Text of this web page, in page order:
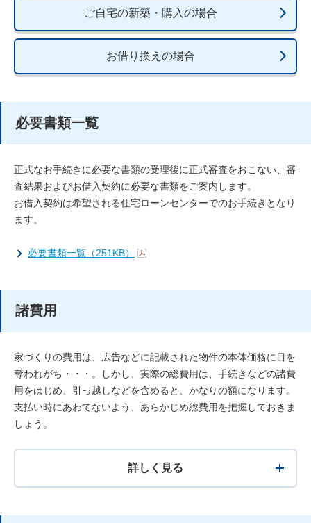
ご自宅の新築・購入の場合
お借り換えの場合
必要書類一覧
正式なお手続きに必要な書類の受理後に正式審査をおこない、審
査結果およびお借入契約に必要な書類をご案内します。
お借入契約は希望される住宅ローンセンターでのお手続きとなり
ます。
必要書類一覧（251KB）
諸費用
家づくりの費用は、広告などに記載された物件の本体価格に目を
奪われがち・・・。しかし、実際の総費用は、手続きなどの諸費
用をはじめ、引っ越しなどを含めると、かなりの額になります。
支払い時にあわてないよう、あらかじめ総費用を把握しておきま
しょう。
詳しく見る